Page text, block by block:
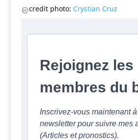
credit photo: Crystian Cruz
Rejoignez les
membres du
Inscrivez-vous maintenant à
newsletter pour suivre mes
(Articles et pronostics).